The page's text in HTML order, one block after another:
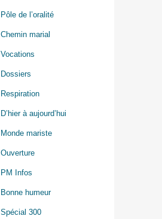
Pôle de l’oralité
Chemin marial
Vocations
Dossiers
Respiration
D’hier à aujourd’hui
Monde mariste
Ouverture
PM Infos
Bonne humeur
Spécial 300